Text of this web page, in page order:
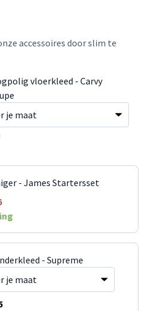
accessoires door slim te
vloerkleed - Carvy
- James Startersset
- Supreme